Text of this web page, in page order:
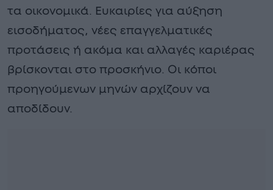
τα οικονομικά. Ευκαιρίες για αύξηση
εισοδήματος, νέες επαγγελματικές
προτάσεις ή ακόμα και αλλαγές καριέρας
βρίσκονται στο προσκήνιο. Οι κόποι
προηγούμενων μηνών αρχίζουν να
αποδίδουν.